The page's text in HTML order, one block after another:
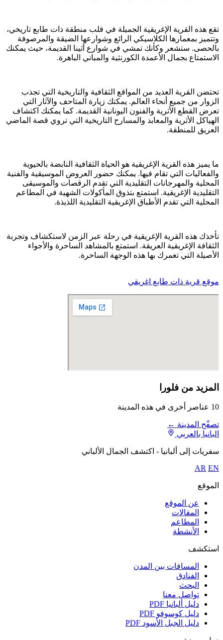
تقع هذه القرية الإغريقية الجميلة في قلب منطقة ذات طابع تاريخي،
وتتميز بمعمارها الكلاسيكي الرائع وشوارعها الضيقة والمرصوفة
بالحصى. ستشعر وكأنك تمشي في شوارع أثينا القديمة، حيث يمكنك
الاستمتاع بجمال الأعمدة الكورنثية والمباني الباهرة.
تحتضن القرية العديد من المواقع الثقافية والتاريخية التي تجذب
الزوار من جميع أنحاء العالم. يمكنك زيارة المتاحف والآثار التي
تعرض القطع الأثرية والفنون اليونانية القديمة. كما يمكنك اكتشاف
الهياكل الأثرية والمعابد والمسارح التاريخية التي تروي قصة الماضي
العريق للمنطقة.
ما يميز هذه القرية الإغريقية هو الحياة الثقافية النابضة بالحيوية
والفعاليات التي تقام فيها. يمكنك حضور العروض الموسيقية والفنية
المحلية والمهرجانات التقليدية التي تقدم الرقصات والموسيقى
التقليدية الإغريقية. استمتع بتذوق المأكولات الشهية في المطاعم
المحلية التي تقدم الأطباق الإغريقية التقليدية اللذيذة.
تأخذك هذه القرية الإغريقية في رحلة عبر الزمن لاستكشاف وتجربة
الثقافة الإغريقية العريقة. استمتع بالمشاهد الساحرة والأجواء
الأصيلة التي تغمرك بها هذه الوجهة الساحرة.
موقع قرية ذات طابع اغريقي
المزيد من فلورا
10 عناصر أخرى في هذه المدينة
تصفّح المدينة ←
البانيا بالعربي
سفريات إلى ألبانيا - اكتشف الجمال الألباني
AR EN
الموقع
عن الموقع
المقالات
المطاعم
الأنشطة
استكشف
المسافات بين المدن
الفنادق
البحث
تواصل معنا
دليل ألبانيا PDF
دليل كوسوفو PDF
دليل الجبل الأسود PDF